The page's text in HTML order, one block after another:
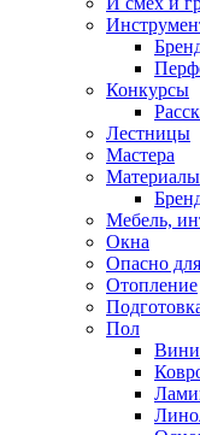
Конкурсы
Лестницы
Мастера
Материалы
Мебель,
Окна
Опасно
Отопление
Пол